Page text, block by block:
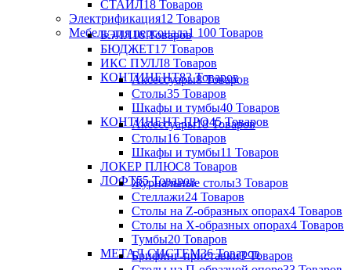
СТАЙЛ18 Товаров
Электрификация12 Товаров
Мебель для персонала1 100 Товаров
БЭЛЛ16 Товаров
БЮДЖЕТ17 Товаров
ИКС ПУЛЛ8 Товаров
КОНТИНЕНТ83 Товаров
Аксессуары8 Товаров
Столы35 Товаров
Шкафы и тумбы40 Товаров
КОНТИНЕНТ-ПРО45 Товаров
Аксессуары18 Товаров
Столы16 Товаров
Шкафы и тумбы11 Товаров
ЛОКЕР ПЛЮС8 Товаров
ЛОФТ55 Товаров
Журнальные столы3 Товаров
Стеллажи24 Товаров
Столы на Z-образных опорах4 Товаров
Столы на Х-образных опорах4 Товаров
Тумбы20 Товаров
МЕТАЛ СИСТЕМ36 Товаров
Брифинг-приставки3 Товаров